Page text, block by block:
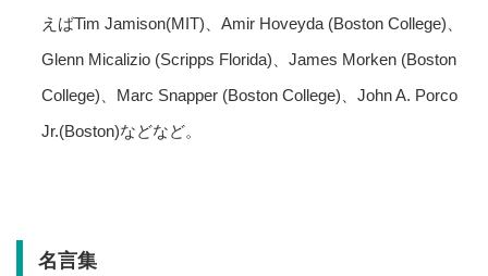
えばTim Jamison(MIT)、Amir Hoveyda (Boston College)、
Glenn Micalizio (Scripps Florida)、James Morken (Boston
College)、Marc Snapper (Boston College)、John A. Porco
Jr.(Boston)などなど。
名言集